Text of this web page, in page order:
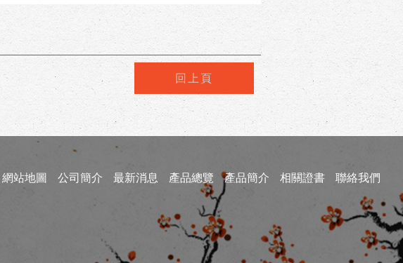
回上頁
網站地圖 公司簡介 最新消息 產品總覽 產品簡介 相關證書 聯絡我們